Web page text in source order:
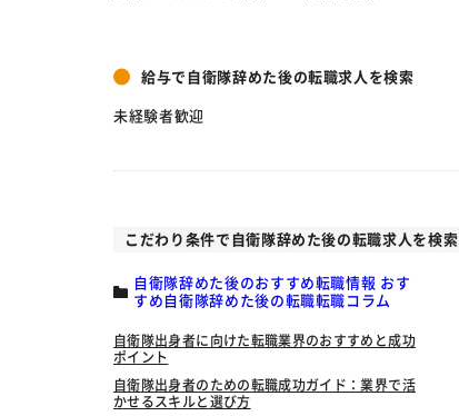
給与で自衛隊辞めた後の転職求人を検索
未経験者歓迎
こだわり条件で自衛隊辞めた後の転職求人を検索
自衛隊辞めた後のおすすめ転職情報 おす
すめ自衛隊辞めた後の転職転職コラム
自衛隊出身者に向けた転職業界のおすすめと成功
ポイント
自衛隊出身者のための転職成功ガイド：業界で活
かせるスキルと選び方